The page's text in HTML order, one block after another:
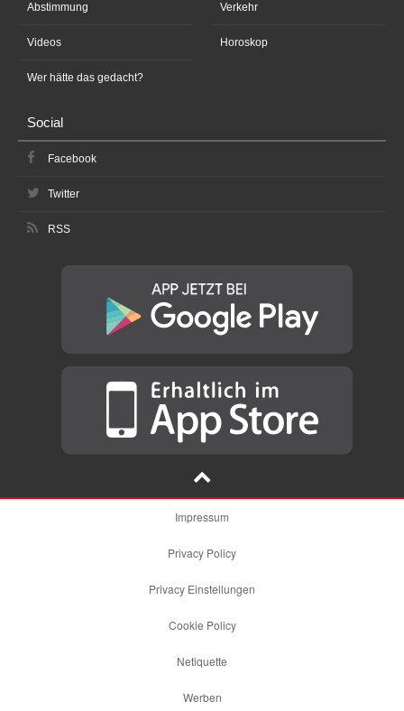
Abstimmung
Videos
Wer hätte das gedacht?
Verkehr
Horoskop
Social
Facebook
Twitter
RSS
Impressum
Privacy Policy
Privacy Einstellungen
Cookie Policy
Netiquette
Werben